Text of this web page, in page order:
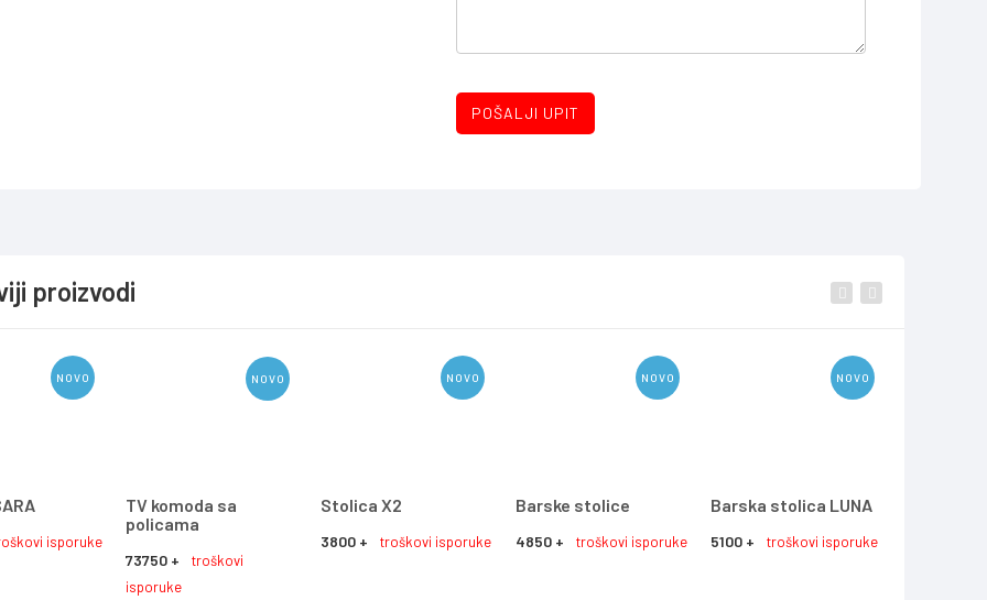
POŠALJI UPIT
proizvodi
NOVO
isporuke
NOVO
TV komoda sa
policama
73750 +
troškovi
isporuke
NOVO
Stolica X2
3800 + troškovi isporuke
NOVO
Barske stolice
4850 + troškovi isporuke
NOVO
Barska stolica LUNA
5100 + troškovi isporuke